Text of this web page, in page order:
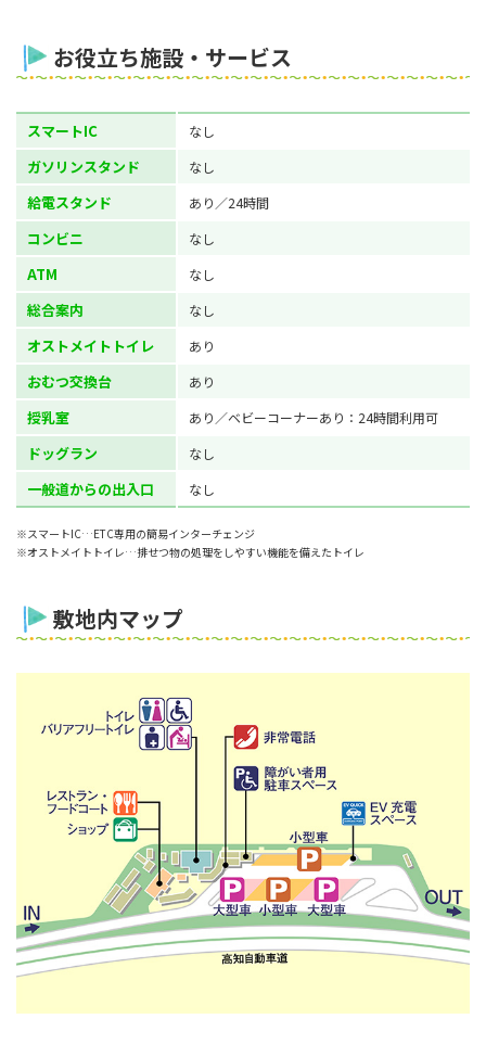
お役立ち施設・サービス
スマートIC なし
ガソリンスタンド なし
給電スタンド あり／24時間
コンビニ なし
ATM なし
総合案内 なし
オストメイトトイレ あり
おむつ交換台 あり
授乳室 あり／ベビーコーナーあり：24時間利用可
ドッグラン なし
一般道からの出入口 なし
※スマートIC…ETC専用の簡易インターチェンジ
※オストメイトトイレ…排せつ物の処理をしやすい機能を備えたトイレ
敷地内マップ